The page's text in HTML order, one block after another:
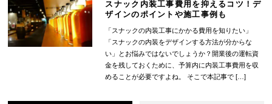
スナック内装工事費用を抑えるコツ！デ
ザインのポイントや施工事例も
「スナックの内装工事にかかる費用を知りたい」
「スナックの内装をデザインする方法が分からな
い」とお悩みではないでしょうか？開業後の運転資
金を残しておくために、予算内に内装工事費用を収
めることが必要ですよね。 そこで本記事で […]